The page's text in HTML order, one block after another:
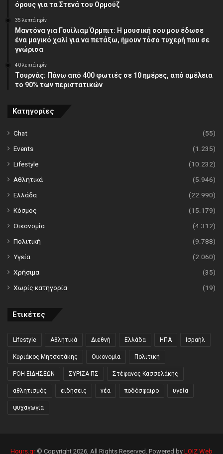
όρους για τα Στενά του Ορμούζ
35 λεπτά πρίν
Μαντόνα για Γουίλιαμ Όρμπιτ: Η μουσική σου μου έδωσε
ένα μαγικό χαλί για να πετάξω, ήμουν τόσο τυχερή που σε
γνώρισα
40 λεπτά πρίν
Τουρνάς: Πάνω από 400 φωτιές σε 10 ημέρες, από αμέλεια
το 90% των περιστατικών
Κατηγορίες
Chat
(55)
Events
(1.235)
Lifestyle
(10.232)
Αθλητικά
(5.946)
Ελλάδα
(22.990)
Κόσμος
(15.179)
Οικονομία
(4.312)
Πολιτική
(9.788)
Υγεία
(2.060)
Χρήσιμα
(35)
Χωρίς κατηγορία
(19)
Ετικέτες
Lifestyle Αθλητικά Διεθνή Ελλάδα ΗΠΑ Ισραήλ
Κυριάκος Μητσοτάκης Οικονομία Πολιτική
ΡΟΗ ΕΙΔΗΣΕΩΝ ΣΥΡΙΖΑ ΠΣ Στέφανος Κασσελάκης
αθλητισμός ειδήσεις νέα ποδόσφαιρο υγεία
ψυχαγωγία
Hours.gr© Copyright 2026, All Rights Reserved. Powered by LOIZ Web